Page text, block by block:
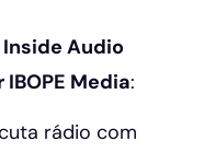
Audio
IBOPE Media:
rádio com